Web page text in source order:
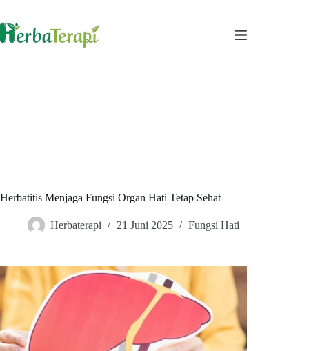
content
Herbatitis Menjaga Fungsi Organ Hati Tetap Sehat
Herbaterapi 21 Juni 2025 Fungsi Hati